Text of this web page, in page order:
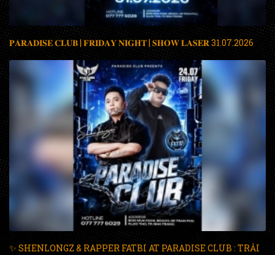
𝐏𝐀𝐑𝐀𝐃𝐈𝐒𝐄 𝐂𝐋𝐔𝐁 | 𝐅𝐑𝐈𝐃𝐀𝐘 𝐍𝐈𝐆𝐇𝐓 | 𝐒𝐇𝐎𝐖 𝐋𝐀𝐒𝐄𝐑 31.07.2026
✨ SHENLONGZ & RAPPER FATBI AT PARADISE CLUB : TRẢI